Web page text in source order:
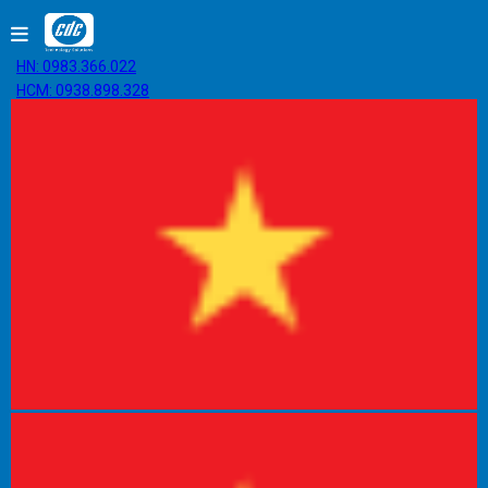
HN: 0983.366.022
HCM: 0938.898.328